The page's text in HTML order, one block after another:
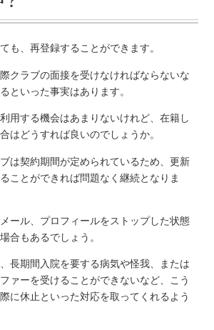
も、再登録することができます。
クラブの面接を受けなければならないな
といった事実はあります。
用する機会はあまりないけれど、在籍し
はどうすれば良いのでしょうか。
は契約期間が定められているため、更新
ことができれば問題なく継続となりま
ール、プロフィールをストップした状態
合もあるでしょう。
長期間入院を要する病気や怪我、または
ァーを受けることができないなど、こう
に休止といった対応を取ってくれるよう